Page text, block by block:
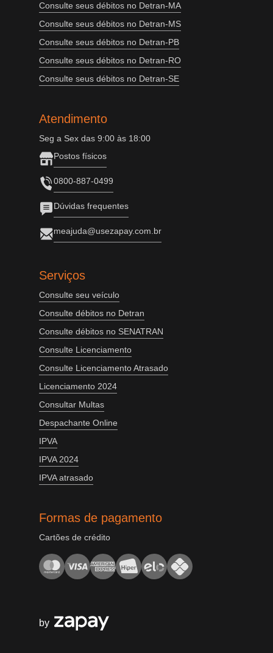
Consulte seus débitos no Detran-MA
Consulte seus débitos no Detran-MS
Consulte seus débitos no Detran-PB
Consulte seus débitos no Detran-RO
Consulte seus débitos no Detran-SE
Atendimento
Seg a Sex das 9:00 às 18:00
Postos físicos
0800-887-0499
Dúvidas frequentes
meajuda@usezapay.com.br
Serviços
Consulte seu veículo
Consulte débitos no Detran
Consulte débitos no SENATRAN
Consulte Licenciamento
Consulte Licenciamento Atrasado
Licenciamento 2024
Consultar Multas
Despachante Online
IPVA
IPVA 2024
IPVA atrasado
Formas de pagamento
Cartões de crédito
by